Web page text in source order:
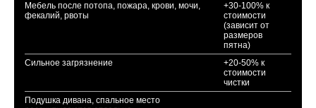
Мебель после потопа, пожара, крови, мочи,
фекалий, рвоты
+30-100% к
стоимости
(зависит от
размеров
пятна)
Сильное загрязнение
+20-50% к
стоимости
чистки
Подушка дивана, спальное место